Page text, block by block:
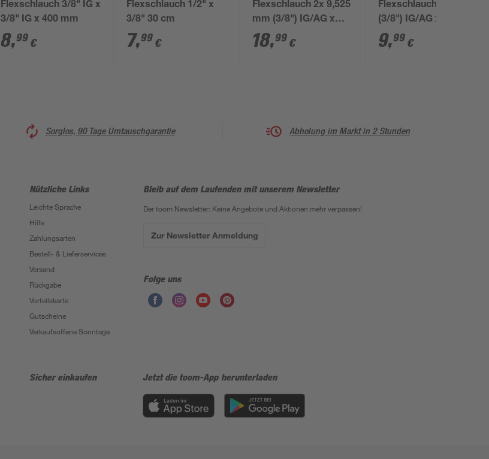
Flexschlauch 3/8" IG x
3/8" IG x 400 mm
8,99 €
Flexschlauch 1/2" x
3/8" 30 cm
7,99 €
Flexschlauch 2x 9,525
mm (3/8") IG/AG x
2000 mm
18,99 €
Flexschlauch 9,5 mm
(3/8") IG/AG x Ø 10
mm x 500 mm
9,99 €
Sorglos, 90 Tage Umtauschgarantie Abholung im Markt in 2 Stunden
Nützliche Links
Leichte Sprache
Hilfe
Zahlungsarten
Bestell- & Lieferservices
Versand
Rückgabe
Vorteilskarte
Gutscheine
Verkaufsoffene Sonntage
Bleib auf dem Laufenden mit unserem Newsletter
Der toom Newsletter: Keine Angebote und Aktionen mehr verpassen!
Zur Newsletter Anmeldung
Folge uns
Sicher einkaufen Jetzt die toom-App herunterladen